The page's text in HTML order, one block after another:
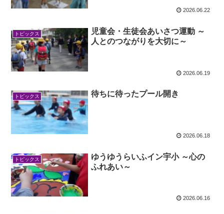
2026.06.22
トピックス
児童会・生徒会あいさつ運動 ～
人とのつながりを大切に～
2026.06.19
トピックス 待ちに待ったプール開き
2026.06.18
トピックス
ゆうゆうらいふイン宇小 ～心の
ふれあい～
2026.06.16